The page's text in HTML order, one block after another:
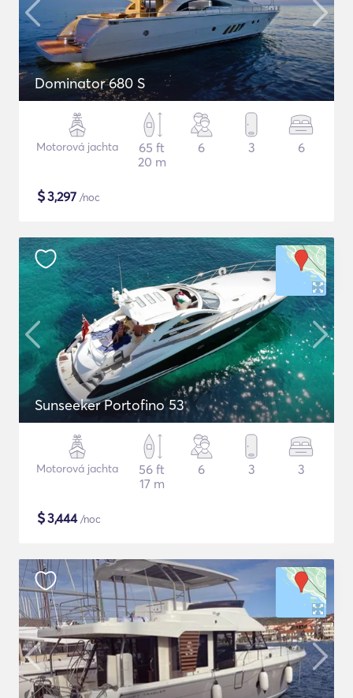
Dominator 680 S
Motorová jachta
65 ft
20 m
6 3 6
$3,297 /noc
Sunseeker Portofino 53
Motorová jachta
56 ft
17 m
6 3 3
$3,444/noc